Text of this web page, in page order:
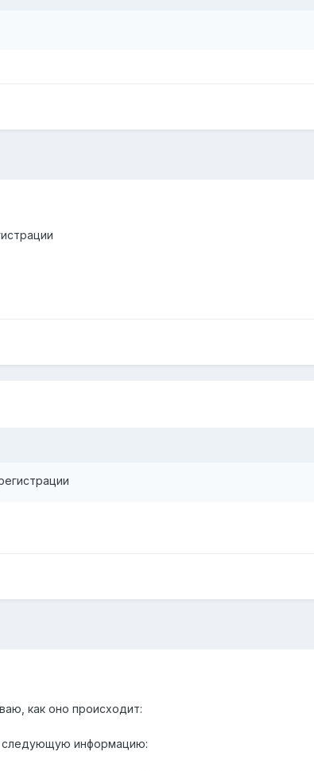
как оно происходит:
следующую информацию: